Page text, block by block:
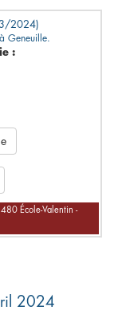
2024)
Geneuille.
:
École-Valentin -
2024